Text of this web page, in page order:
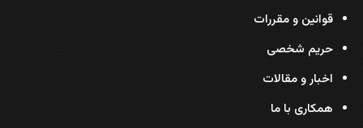
قوانین و مقررات
حریم شخصی
اخبار و مقالات
همکاری با ما